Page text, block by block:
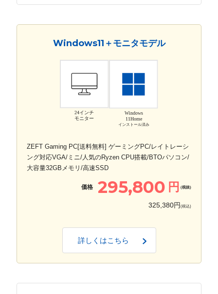
Windows11＋モニタモデル
24インチ
モニター
Windows
11Home
インストール済み
ZEFT Gaming PC[送料無料] ゲーミングPC/レイトレーシ
ング対応VGA/ミニ/人気のRyzen CPU搭載/BTOパソコン/
大容量32GBメモリ/高速SSD
価格 295,800 円 (税抜)
325,380円 (税込)
詳しくはこちら